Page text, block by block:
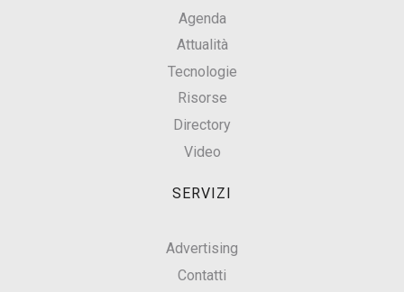
Agenda
Attualità
Tecnologie
Risorse
Directory
Video
SERVIZI
Advertising
Contatti